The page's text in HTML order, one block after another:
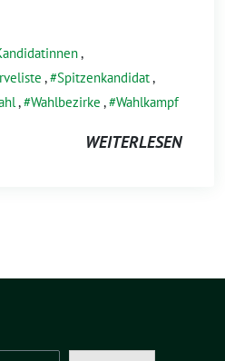
,
, Spitzenkandidat,
, Wahlbezirke , Wahlkampf
WEITERLESEN